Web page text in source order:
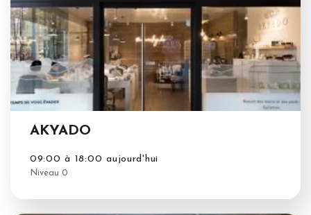
AKYADO
09:00 à 18:00 aujourd'hui
Niveau 0